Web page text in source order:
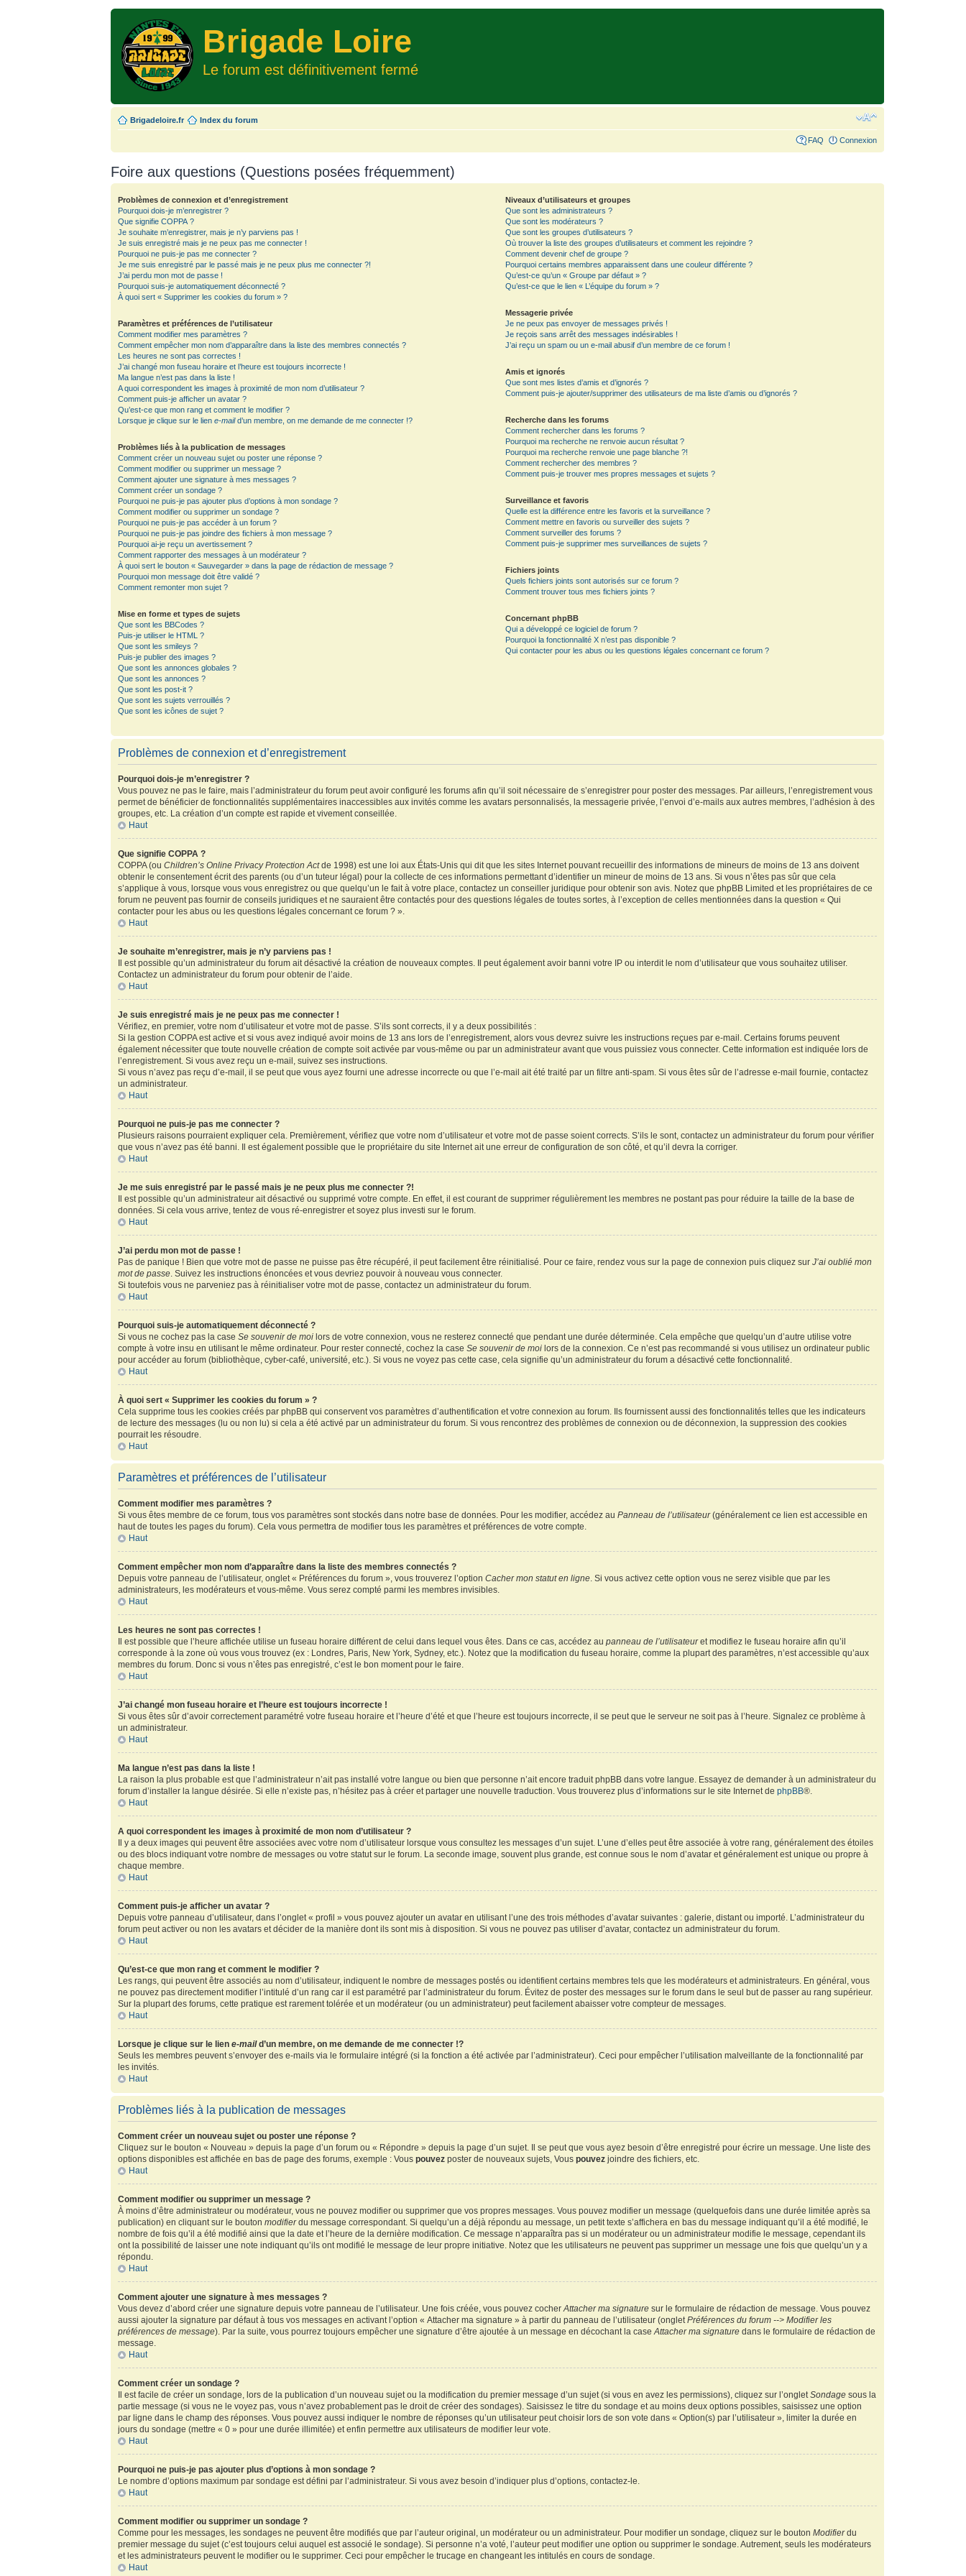
Brigade Loire
Le forum est définitivement fermé
Brigadeloire.fr Index du forum
FAQ Connexion
Foire aux questions (Questions posées fréquemment)
Problèmes de connexion et d’enregistrement
Pourquoi dois-je m’enregistrer ?
Que signifie COPPA ?
Je souhaite m’enregistrer, mais je n’y parviens pas !
Je suis enregistré mais je ne peux pas me connecter !
Pourquoi ne puis-je pas me connecter ?
Je me suis enregistré par le passé mais je ne peux plus me connecter ?!
J’ai perdu mon mot de passe !
Pourquoi suis-je automatiquement déconnecté ?
À quoi sert « Supprimer les cookies du forum » ?
Paramètres et préférences de l’utilisateur
Comment modifier mes paramètres ?
Comment empêcher mon nom d’apparaître dans la liste des membres connectés ?
Les heures ne sont pas correctes !
J’ai changé mon fuseau horaire et l’heure est toujours incorrecte !
Ma langue n’est pas dans la liste !
A quoi correspondent les images à proximité de mon nom d’utilisateur ?
Comment puis-je afficher un avatar ?
Qu’est-ce que mon rang et comment le modifier ?
Lorsque je clique sur le liene-maild’un membre, on me demande de me connecter !?
Problèmes liés à la publication de messages
Comment créer un nouveau sujet ou poster une réponse ?
Comment modifier ou supprimer un message ?
Comment ajouter une signature à mes messages ?
Comment créer un sondage ?
Pourquoi ne puis-je pas ajouter plus d’options à mon sondage ?
Comment modifier ou supprimer un sondage ?
Pourquoi ne puis-je pas accéder à un forum ?
Pourquoi ne puis-je pas joindre des fichiers à mon message ?
Pourquoi ai-je reçu un avertissement ?
Comment rapporter des messages à un modérateur ?
À quoi sert le bouton « Sauvegarder » dans la page de rédaction de message ?
Pourquoi mon message doit être validé ?
Comment remonter mon sujet ?
Mise en forme et types de sujets
Que sont les BBCodes ?
Puis-je utiliser le HTML ?
Que sont les smileys ?
Puis-je publier des images ?
Que sont les annonces globales ?
Que sont les annonces ?
Que sont les post-it ?
Que sont les sujets verrouillés ?
Que sont les icônes de sujet ?
Niveaux d’utilisateurs et groupes
Que sont les administrateurs ?
Que sont les modérateurs ?
Que sont les groupes d’utilisateurs ?
Où trouver la liste des groupes d’utilisateurs et comment les rejoindre ?
Comment devenir chef de groupe ?
Pourquoi certains membres apparaissent dans une couleur différente ?
Qu’est-ce qu’un « Groupe par défaut » ?
Qu’est-ce que le lien « L’équipe du forum » ?
Messagerie privée
Je ne peux pas envoyer de messages privés !
Je reçois sans arrêt des messages indésirables !
J’ai reçu un spam ou un e-mail abusif d’un membre de ce forum !
Amis et ignorés
Que sont mes listes d’amis et d’ignorés ?
Comment puis-je ajouter/supprimer des utilisateurs de ma liste d’amis ou d’ignorés ?
Recherche dans les forums
Comment rechercher dans les forums ?
Pourquoi ma recherche ne renvoie aucun résultat ?
Pourquoi ma recherche renvoie une page blanche ?!
Comment rechercher des membres ?
Comment puis-je trouver mes propres messages et sujets ?
Surveillance et favoris
Quelle est la différence entre les favoris et la surveillance ?
Comment mettre en favoris ou surveiller des sujets ?
Comment surveiller des forums ?
Comment puis-je supprimer mes surveillances de sujets ?
Fichiers joints
Quels fichiers joints sont autorisés sur ce forum ?
Comment trouver tous mes fichiers joints ?
Concernant phpBB
Qui a développé ce logiciel de forum ?
Pourquoi la fonctionnalité X n’est pas disponible ?
Qui contacter pour les abus ou les questions légales concernant ce forum ?
Problèmes de connexion et d’enregistrement
Pourquoi dois-je m’enregistrer ?
Vous pouvez ne pas le faire, mais l’administrateur du forum peut avoir configuré les forums afin qu’il soit nécessaire de s’enregistrer pour poster des messages. Par ailleurs, l’enregistrement vous
permet de bénéficier de fonctionnalités supplémentaires inaccessibles aux invités comme les avatars personnalisés, la messagerie privée, l’envoi d’e-mails aux autres membres, l’adhésion à des
groupes, etc. La création d’un compte est rapide et vivement conseillée.
Haut
Que signifie COPPA ?
COPPA (ouChildren’s Online Privacy Protection Actde 1998) est une loi aux États-Unis qui dit que les sites Internet pouvant recueillir des informations de mineurs de moins de 13 ans doivent
obtenir le consentement écrit des parents (ou d’un tuteur légal) pour la collecte de ces informations permettant d’identifier un mineur de moins de 13 ans. Si vous n’êtes pas sûr que cela
s’applique à vous, lorsque vous vous enregistrez ou que quelqu’un le fait à votre place, contactez un conseiller juridique pour obtenir son avis. Notez que phpBB Limited et les propriétaires de ce
forum ne peuvent pas fournir de conseils juridiques et ne sauraient être contactés pour des questions légales de toutes sortes, à l’exception de celles mentionnées dans la question « Qui
contacter pour les abus ou les questions légales concernant ce forum ? ».
Haut
Je souhaite m’enregistrer, mais je n’y parviens pas !
Il est possible qu’un administrateur du forum ait désactivé la création de nouveaux comptes. Il peut également avoir banni votre IP ou interdit le nom d’utilisateur que vous souhaitez utiliser.
Contactez un administrateur du forum pour obtenir de l’aide.
Haut
Je suis enregistré mais je ne peux pas me connecter !
Vérifiez, en premier, votre nom d’utilisateur et votre mot de passe. S’ils sont corrects, il y a deux possibilités :
Si la gestion COPPA est active et si vous avez indiqué avoir moins de 13 ans lors de l’enregistrement, alors vous devrez suivre les instructions reçues par e-mail. Certains forums peuvent
également nécessiter que toute nouvelle création de compte soit activée par vous-même ou par un administrateur avant que vous puissiez vous connecter. Cette information est indiquée lors de
l’enregistrement. Si vous avez reçu un e-mail, suivez ses instructions.
Si vous n’avez pas reçu d’e-mail, il se peut que vous ayez fourni une adresse incorrecte ou que l’e-mail ait été traité par un filtre anti-spam. Si vous êtes sûr de l’adresse e-mail fournie, contactez
un administrateur.
Haut
Pourquoi ne puis-je pas me connecter ?
Plusieurs raisons pourraient expliquer cela. Premièrement, vérifiez que votre nom d’utilisateur et votre mot de passe soient corrects. S’ils le sont, contactez un administrateur du forum pour vérifier
que vous n’avez pas été banni. Il est également possible que le propriétaire du site Internet ait une erreur de configuration de son côté, et qu’il devra la corriger.
Haut
Je me suis enregistré par le passé mais je ne peux plus me connecter ?!
Il est possible qu’un administrateur ait désactivé ou supprimé votre compte. En effet, il est courant de supprimer régulièrement les membres ne postant pas pour réduire la taille de la base de
données. Si cela vous arrive, tentez de vous ré-enregistrer et soyez plus investi sur le forum.
Haut
J’ai perdu mon mot de passe !
Pas de panique ! Bien que votre mot de passe ne puisse pas être récupéré, il peut facilement être réinitialisé. Pour ce faire, rendez vous sur la page de connexion puis cliquez surJ’ai oublié mon
mot de passe. Suivez les instructions énoncées et vous devriez pouvoir à nouveau vous connecter.
Si toutefois vous ne parveniez pas à réinitialiser votre mot de passe, contactez un administrateur du forum.
Haut
Pourquoi suis-je automatiquement déconnecté ?
Si vous ne cochez pas la caseSe souvenir de moi lors de votre connexion, vous ne resterez connecté que pendant une durée déterminée. Cela empêche que quelqu’un d’autre utilise votre
compte à votre insu en utilisant le même ordinateur. Pour rester connecté, cochez la caseSe souvenir de moi lors de la connexion. Ce n’est pas recommandé si vous utilisez un ordinateur public
pour accéder au forum (bibliothèque, cyber-café, université, etc.). Si vous ne voyez pas cette case, cela signifie qu’un administrateur du forum a désactivé cette fonctionnalité.
Haut
À quoi sert « Supprimer les cookies du forum » ?
Cela supprime tous les cookies créés par phpBB qui conservent vos paramètres d’authentification et votre connexion au forum. Ils fournissent aussi des fonctionnalités telles que les indicateurs
de lecture des messages (lu ou non lu) si cela a été activé par un administrateur du forum. Si vous rencontrez des problèmes de connexion ou de déconnexion, la suppression des cookies
pourrait les résoudre.
Haut
Paramètres et préférences de l’utilisateur
Comment modifier mes paramètres ?
Si vous êtes membre de ce forum, tous vos paramètres sont stockés dans notre base de données. Pour les modifier, accédez auPanneau de l’utilisateur(généralement ce lien est accessible en
haut de toutes les pages du forum). Cela vous permettra de modifier tous les paramètres et préférences de votre compte.
Haut
Comment empêcher mon nom d’apparaître dans la liste des membres connectés ?
Depuis votre panneau de l’utilisateur, onglet « Préférences du forum », vous trouverez l’optionCacher mon statut en ligne. Si vous activez cette option vous ne serez visible que par les
administrateurs, les modérateurs et vous-même. Vous serez compté parmi les membres invisibles.
Haut
Les heures ne sont pas correctes !
Il est possible que l’heure affichée utilise un fuseau horaire différent de celui dans lequel vous êtes. Dans ce cas, accédez aupanneau de l’utilisateuret modifiez le fuseau horaire afin qu’il
corresponde à la zone où vous vous trouvez (ex : Londres, Paris, New York, Sydney, etc.). Notez que la modification du fuseau horaire, comme la plupart des paramètres, n’est accessible qu’aux
membres du forum. Donc si vous n’êtes pas enregistré, c’est le bon moment pour le faire.
Haut
J’ai changé mon fuseau horaire et l’heure est toujours incorrecte !
Si vous êtes sûr d’avoir correctement paramétré votre fuseau horaire et l’heure d’été et que l’heure est toujours incorrecte, il se peut que le serveur ne soit pas à l’heure. Signalez ce problème à
un administrateur.
Haut
Ma langue n’est pas dans la liste !
La raison la plus probable est que l’administrateur n’ait pas installé votre langue ou bien que personne n’ait encore traduit phpBB dans votre langue. Essayez de demander à un administrateur du
forum d’installer la langue désirée. Si elle n’existe pas, n’hésitez pas à créer et partager une nouvelle traduction. Vous trouverez plus d’informations sur le site Internet dephpBB®.
Haut
A quoi correspondent les images à proximité de mon nom d’utilisateur ?
Il y a deux images qui peuvent être associées avec votre nom d’utilisateur lorsque vous consultez les messages d’un sujet. L’une d’elles peut être associée à votre rang, généralement des étoiles
ou des blocs indiquant votre nombre de messages ou votre statut sur le forum. La seconde image, souvent plus grande, est connue sous le nom d’avatar et généralement est unique ou propre à
chaque membre.
Haut
Comment puis-je afficher un avatar ?
Depuis votre panneau d’utilisateur, dans l’onglet « profil » vous pouvez ajouter un avatar en utilisant l’une des trois méthodes d’avatar suivantes : galerie, distant ou importé. L’administrateur du
forum peut activer ou non les avatars et décider de la manière dont ils sont mis à disposition. Si vous ne pouvez pas utiliser d’avatar, contactez un administrateur du forum.
Haut
Qu’est-ce que mon rang et comment le modifier ?
Les rangs, qui peuvent être associés au nom d’utilisateur, indiquent le nombre de messages postés ou identifient certains membres tels que les modérateurs et administrateurs. En général, vous
ne pouvez pas directement modifier l’intitulé d’un rang car il est paramétré par l’administrateur du forum. Évitez de poster des messages sur le forum dans le seul but de passer au rang supérieur.
Sur la plupart des forums, cette pratique est rarement tolérée et un modérateur (ou un administrateur) peut facilement abaisser votre compteur de messages.
Haut
Lorsque je clique sur le liene-maild’un membre, on me demande de me connecter !?
Seuls les membres peuvent s’envoyer des e-mails via le formulaire intégré (si la fonction a été activée par l’administrateur). Ceci pour empêcher l’utilisation malveillante de la fonctionnalité par
les invités.
Haut
Problèmes liés à la publication de messages
Comment créer un nouveau sujet ou poster une réponse ?
Cliquez sur le bouton « Nouveau » depuis la page d’un forum ou « Répondre » depuis la page d’un sujet. Il se peut que vous ayez besoin d’être enregistré pour écrire un message. Une liste des
options disponibles est affichée en bas de page des forums, exemple : Vouspouvez poster de nouveaux sujets, Vouspouvez joindre des fichiers, etc.
Haut
Comment modifier ou supprimer un message ?
À moins d’être administrateur ou modérateur, vous ne pouvez modifier ou supprimer que vos propres messages. Vous pouvez modifier un message (quelquefois dans une durée limitée après sa
publication) en cliquant sur le boutonmodifierdu message correspondant. Si quelqu’un a déjà répondu au message, un petit texte s’affichera en bas du message indiquant qu’il a été modifié, le
nombre de fois qu’il a été modifié ainsi que la date et l’heure de la dernière modification. Ce message n’apparaîtra pas si un modérateur ou un administrateur modifie le message, cependant ils
ont la possibilité de laisser une note indiquant qu’ils ont modifié le message de leur propre initiative. Notez que les utilisateurs ne peuvent pas supprimer un message une fois que quelqu’un y a
répondu.
Haut
Comment ajouter une signature à mes messages ?
Vous devez d’abord créer une signature depuis votre panneau de l’utilisateur. Une fois créée, vous pouvez cocherAttacher ma signature sur le formulaire de rédaction de message. Vous pouvez
aussi ajouter la signature par défaut à tous vos messages en activant l’option « Attacher ma signature » à partir du panneau de l’utilisateur (ongletPréférences du forum --> Modifier les
préférences de message). Par la suite, vous pourrez toujours empêcher une signature d’être ajoutée à un message en décochant la caseAttacher ma signature dans le formulaire de rédaction de
message.
Haut
Comment créer un sondage ?
Il est facile de créer un sondage, lors de la publication d’un nouveau sujet ou la modification du premier message d’un sujet (si vous en avez les permissions), cliquez sur l’ongletSondage sous la
partie message (si vous ne le voyez pas, vous n’avez probablement pas le droit de créer des sondages). Saisissez le titre du sondage et au moins deux options possibles, saisissez une option
par ligne dans le champ des réponses. Vous pouvez aussi indiquer le nombre de réponses qu’un utilisateur peut choisir lors de son vote dans « Option(s) par l’utilisateur », limiter la durée en
jours du sondage (mettre « 0 » pour une durée illimitée) et enfin permettre aux utilisateurs de modifier leur vote.
Haut
Pourquoi ne puis-je pas ajouter plus d’options à mon sondage ?
Le nombre d’options maximum par sondage est défini par l’administrateur. Si vous avez besoin d’indiquer plus d’options, contactez-le.
Haut
Comment modifier ou supprimer un sondage ?
Comme pour les messages, les sondages ne peuvent être modifiés que par l’auteur original, un modérateur ou un administrateur. Pour modifier un sondage, cliquez sur le boutonModifierdu
premier message du sujet (c’est toujours celui auquel est associé le sondage). Si personne n’a voté, l’auteur peut modifier une option ou supprimer le sondage. Autrement, seuls les modérateurs
et les administrateurs peuvent le modifier ou le supprimer. Ceci pour empêcher le trucage en changeant les intitulés en cours de sondage.
Haut